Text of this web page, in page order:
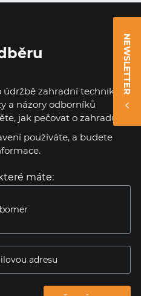
NEWSLETTER
zahradní techniky a
a názory odborníků
jak pečovat o zahradu.
používáte, a budete
máte: